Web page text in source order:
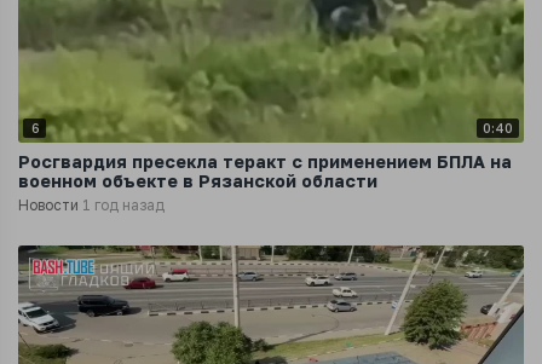
6 0:40
Росгвардия пресекла теракт с применением БПЛА на
военном объекте в Рязанской области
Новости 1 год назад